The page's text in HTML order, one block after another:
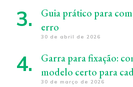
Guia prático para
erro
30 de abril de 2026
Garra para fixação:
modelo certo para
30 de março de 2026